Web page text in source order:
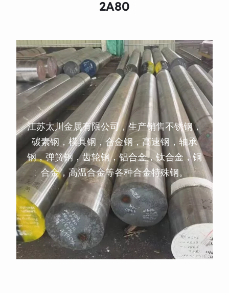
2A80
江苏太川金属有限公司，生产销售不锈钢，
碳素钢，模具钢，合金钢，高速钢，轴承
钢，弹簧钢，齿轮钢，铝合金，钛合金，铜
合金，高温合金等各种合金特殊钢。